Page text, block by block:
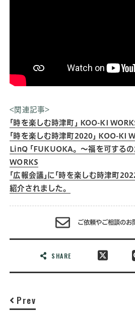
<関連記事>
｢時を楽しむ時津町｣ KOO-KI
｢時を楽しむ時津町2020｣ KOO-KI
LinQ ｢FUKUOKA。〜福を可する
WORKS
｢広報会議｣に｢時を楽しむ時津町
紹介されました。
ご依頼やご相談のお
SHARE
Prev